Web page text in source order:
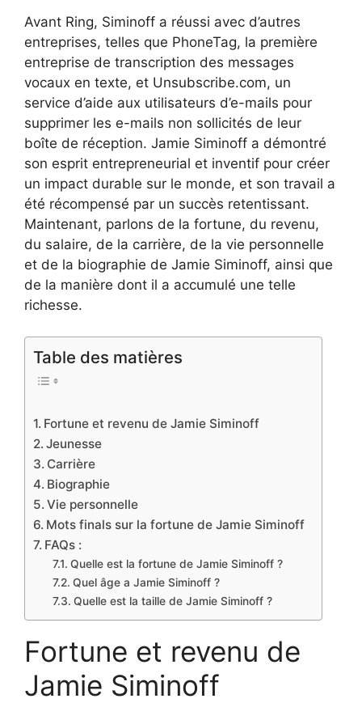
Avant Ring, Siminoff a réussi avec d’autres
entreprises, telles que PhoneTag, la première
entreprise de transcription des messages
vocaux en texte, et Unsubscribe.com, un
service d’aide aux utilisateurs d’e-mails pour
supprimer les e-mails non sollicités de leur
boîte de réception. Jamie Siminoff a démontré
son esprit entrepreneurial et inventif pour créer
un impact durable sur le monde, et son travail a
été récompensé par un succès retentissant.
Maintenant, parlons de la fortune, du revenu,
du salaire, de la carrière, de la vie personnelle
et de la biographie de Jamie Siminoff, ainsi que
de la manière dont il a accumulé une telle
richesse.
Table des matières
Fortune et revenu de Jamie Siminoff
Jeunesse
Carrière
Biographie
Vie personnelle
Mots finals sur la fortune de Jamie Siminoff
FAQs :
Quelle est la fortune de Jamie Siminoff ?
Quel âge a Jamie Siminoff ?
Quelle est la taille de Jamie Siminoff ?
Fortune et revenu de
Jamie Siminoff